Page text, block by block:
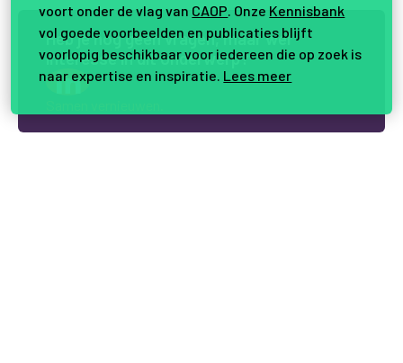
Hebjenoggeenvrage n,maarwel
interes sein ditonderwerp?
voort onder de vlag van CAOP . Onze Kennisbank
vol goede voorbeelden en publicaties blijft
voorlopig beschikbaar voor iedereen die op zoek is
naar expertise en inspiratie. Lees meer